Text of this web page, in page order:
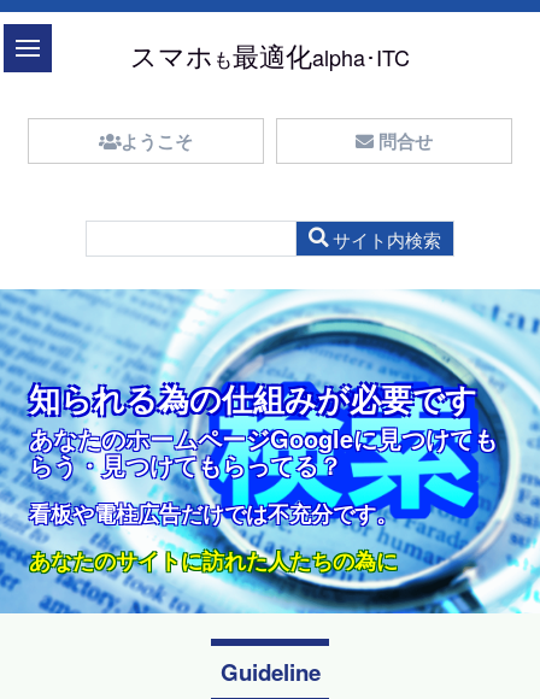
スマホ も最適化alpha･ITC
ようこそ 問合せ
どうやって医院を探しますか？
あなたは、どんな方法でお医者さんを
探しますか？
どうやって病院を探しますか？どんな医院なら少
し遠くても通いますか
スライダー画像クリックで関連記事にジャンプし
ます
どんな、お医者さん？
どんな医院なら？
多少遠くても行きますか？
通いますか？
クリックされ訪問されるために必要なこと
知られる為の仕組みが必要です
やみよのカラスになっていませんかホ
ームページ？
看板や電柱広告だけでは不充分なんです。
ウェブマーケティングが必要です。
知られる為の仕組みが必要です
あなたのホームページGoogleに見つけても
らう・見つけてもらってる？
看板や電柱広告だけでは不充分です。
あなたのサイトに訪れた人たちの為に
ホームページを持っていても、
知られるための仕組みが無ければ
ホームページが無いのと同じです。
サイト訪問者は、院内・設備ツアーや写真ギャラ
リーが見たくて「検索」している訳ではありませ
ん
ホームページの無い医院は論外です。得られる情報が無
いから
ツアーしたい訳ではありません
医療設備や機器の、
通り一遍のカタログ的内容では
サイト訪問者は、何が良いか？何の為に・なぜ必
要で、何が自分にとって有用なのかが分かりませ
ん。
必要なことは利用者の為の情報発信
ツアーが目的ではありません
医療設備や機器の、
通り一遍のカタログ的内容では
サイト訪問者は、何が良いのか？何の為に・必要
で、何が自分にとって有用なのかが分かりません
競合店表示なしGoogleマップ
余計な情報で利用者の邪魔をしない
ライバルを表示しないGoogleマップが
欲しい人、ほかにいませんか？
マップ上の住所表示・ポップアップは邪魔
手紙を出す訳じゃない・〒や都道府県名も！
入力が簡単な問合せ
あなたのお客様になってくれるかも知
れない人たちにとって
簡単お問い合わせ入力・安心の暗号化対策
無料で問合せ
簡易予約入力が簡単
予約日や時刻の入力も選択方式
(日付はカレンダーで、時刻も選択で簡単)
予約が簡単なサイト。しかも安心の暗号化対策（SSL)
メールで折り返し確認で確定
スマホ最適化サイト
スマホも、パソコンも、タブレットも
これ１つでOK
MFI※もRWD※にも対応しています
ウェブサイトのあるべき姿
タップでスグに電話できます。
どこにいても、どのページにいても、
あなたのサイトに訪れた
お客様になってくれるかも知れない人たちに便利
です
タップでスグに電話できます。
スマホ最適サイトしませんか？
インターネット利用のほとんどがスマ
ホから
理由は、パソコンなくてもスマホを持っているか
ら
スマホがつなぐネットに縁がなかった人たちをWebに
Guideline
目次